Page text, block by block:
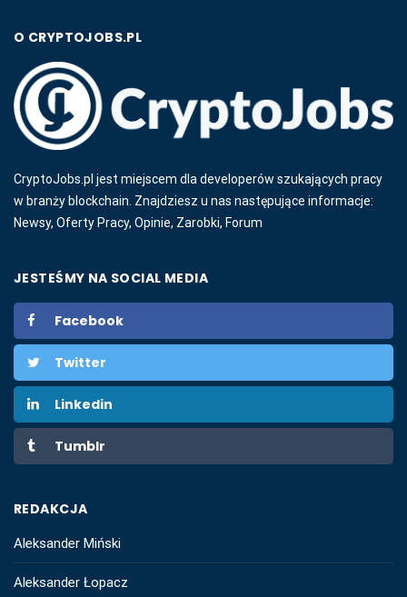
O CRYPTOJOBS.PL
CryptoJobs.pl jest miejscem dla developerów szukających pracy
w branży blockchain. Znajdziesz u nas następujące informacje:
Newsy, Oferty Pracy, Opinie, Zarobki, Forum
JESTEŚMY NA SOCIAL MEDIA
Facebook
Twitter
Linkedin
Tumblr
REDAKCJA
Aleksander Miński
Aleksander Łopacz